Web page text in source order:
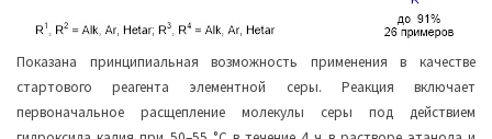
Показана принципиальная возможность применения в качестве
стартового реагента элементной серы. Реакция включает
первоначальное расщепление молекулы серы под действием